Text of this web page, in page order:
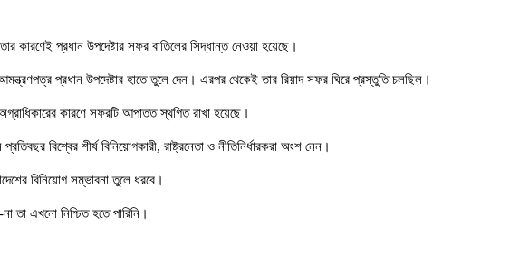
কারণেই প্রধান উপদেষ্টার সফর বাতিলের সিদ্ধান্ত নেওয়া হয়েছে।
প্রধান উপদেষ্টার হাতে তুলে দেন। এরপর থেকেই তার রিয়াদ সফর ঘিরে প্রস্তুতি চলছিল।
কারণে সফরটি আপাতত স্থগিত রাখা হয়েছে।
বিশ্বের শীর্ষ বিনিয়োগকারী, রাষ্ট্রনেতা ও নীতিনির্ধারকরা অংশ নেন।
বিনিয়োগ সম্ভাবনা তুলে ধরবে।
তা এখনো নিশ্চিত হতে পারিনি।